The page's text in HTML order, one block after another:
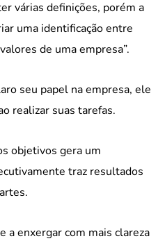
várias definições, porém a
uma identificação entre
de uma empresa”.
seu papel na empresa, ele
realizar suas tarefas.
objetivos gera um
traz resultados
a enxergar com mais clareza